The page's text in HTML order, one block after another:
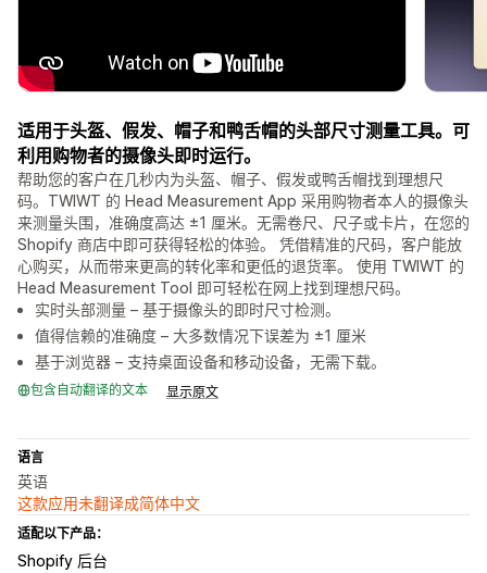
适用于头盔、假发、帽子和鸭舌帽的头部尺寸测量工具。可
利用购物者的摄像头即时运行。
帮助您的客户在几秒内为头盔、帽子、假发或鸭舌帽找到理想尺
码。TWIWT 的 Head Measurement App 采用购物者本人的摄像头
来测量头围，准确度高达 ±1 厘米。无需卷尺、尺子或卡片，在您的
Shopify 商店中即可获得轻松的体验。 凭借精准的尺码，客户能放
心购买，从而带来更高的转化率和更低的退货率。 使用 TWIWT 的
Head Measurement Tool 即可轻松在网上找到理想尺码。
实时头部测量 – 基于摄像头的即时尺寸检测。
值得信赖的准确度 – 大多数情况下误差为 ±1 厘米
基于浏览器 – 支持桌面设备和移动设备，无需下载。
包含自动翻译的文本 显示原文
语言
英语
这款应用未翻译成简体中文
适配以下产品：
Shopify 后台